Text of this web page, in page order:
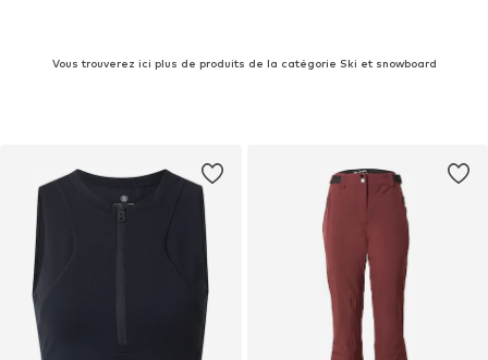
Vous trouverez ici plus de produits de la catégorie Ski et snowboard